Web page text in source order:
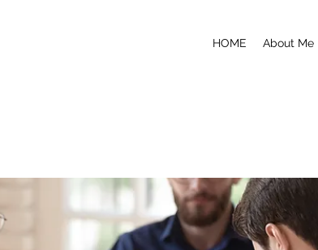
HOME About Me